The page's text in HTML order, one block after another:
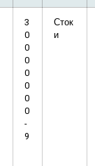
3
0
0
0
0
0
0
0
-
9
Сток
и